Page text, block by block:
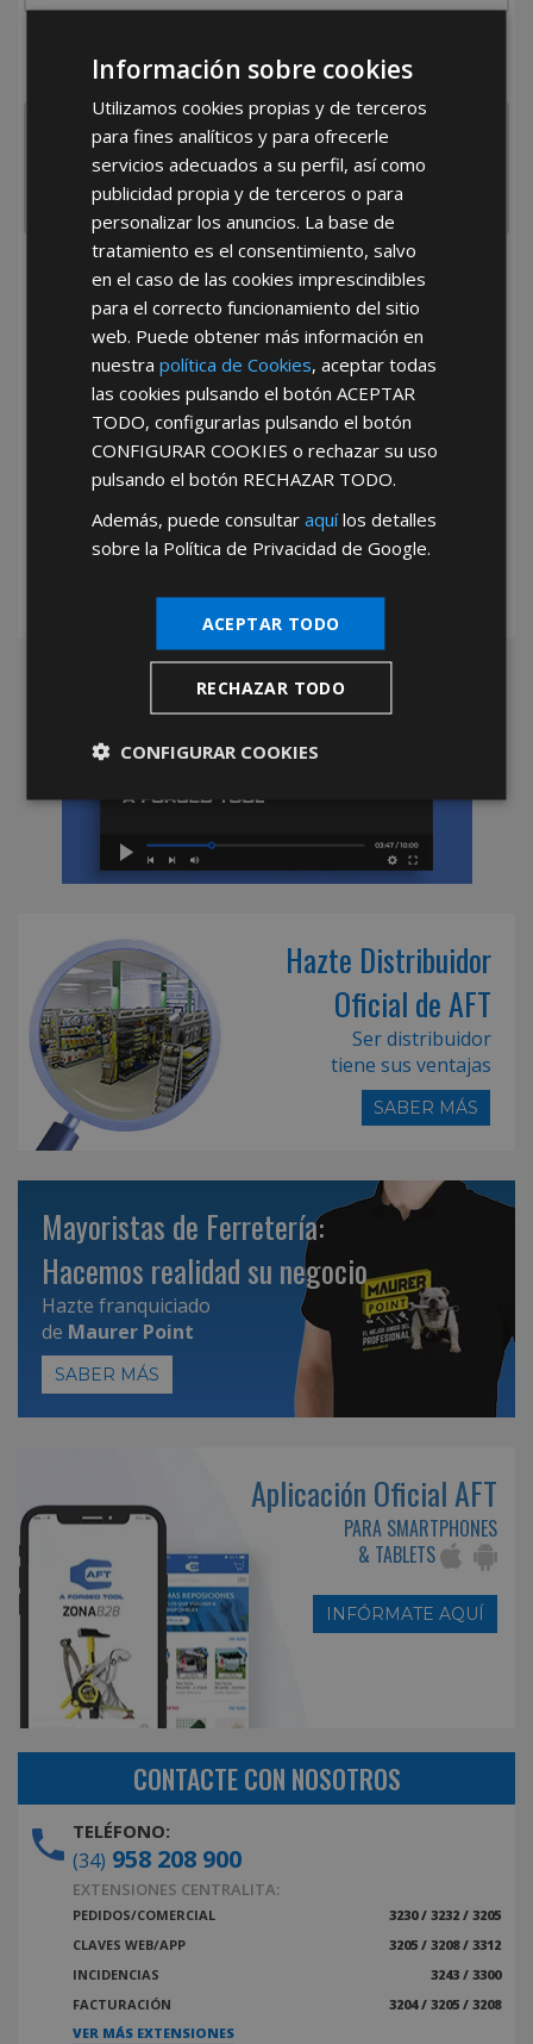
España
Portugal Otros
He leído y acepto laPolítica de Privacidad
*Abstenerse particulares, sólo venta a tiendas y empresas minoristas y
Hazte Distribuidor
Oficial de AFT
Ser distribuidor
tiene sus ventajas
SABER MÁS
Mayoristas de Ferretería:
Hacemos realidad su negocio
Hazte franquiciado
de Maurer Point
SABER MÁS
Aplicación Oficial AFT
PARA SMARTPHONES
& TABLETS
INFÓRMATE AQUÍ
CONTACTE CON NOSOTROS
TELÉFONO:
(34) 958 208 900
EXTENSIONES CENTRALITA:
PEDIDOS/COMERCIAL
3230 / 3232 / 3205
CLAVES WEB/APP
3205 / 3208 / 3312
INCIDENCIAS
3243 / 3300
FACTURACIÓN
3204 / 3205 / 3208
VER MÁS EXTENSIONES
Información sobre cookies
Utilizamos cookies propias y de terceros
para fines analíticos y para ofrecerle
servicios adecuados a su perfil, así como
publicidad propia y de terceros o para
personalizar los anuncios. La base de
tratamiento es el consentimiento, salvo
en el caso de las cookies imprescindibles
para el correcto funcionamiento del sitio
web. Puede obtener más información en
nuestrapolítica de Cookies, aceptar todas
las cookies pulsando el botónACEPTAR
TODO, configurarlas pulsando el botón
CONFIGURAR COOKIES o rechazar su uso
pulsando el botón RECHAZAR TODO.
Además, puede consultaraquílos detalles
sobre la Política de Privacidad de Google.
ACEPTAR TODO
RECHAZAR TODO
CONFIGURAR COOKIES